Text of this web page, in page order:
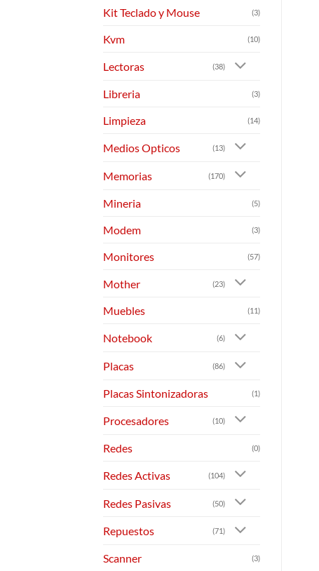
Kit Teclado y Mouse (3)
Kvm (10)
Lectoras (38)
Libreria (3)
Limpieza (14)
Medios Opticos (13)
Memorias (170)
Mineria (5)
Modem (3)
Monitores (57)
Mother (23)
Muebles (11)
Notebook (6)
Placas (86)
Placas Sintonizadoras (1)
Procesadores (10)
Redes (0)
Redes Activas (104)
Redes Pasivas (50)
Repuestos (71)
Scanner (3)